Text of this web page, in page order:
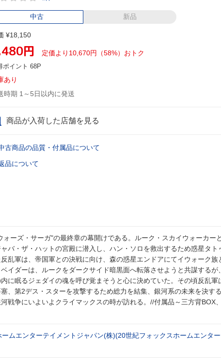
中古 新品
¥18,150
円 定価より10,670円（58%）おトク
ポイント 68P
あり
時期 1～5日以内に発送
商品が入荷した店舗を見る
古商品の品質・付属品について
品について
ォーズ・サーガ"の最終章の幕開けである。ルーク・スカイウォーカー
バ・ザ・ハットの宮殿に潜入し、ハン・ソロを救出するため惑星タト
乱軍は、帝国軍との決戦に向け、森の惑星エンドアにてイウォーク族
イダーは、ルークをダークサイド暗黒面へ転落させようと共謀するが
に眠るジェダイの魂を呼び覚まそうと心に決めていた。その頃反乱軍
塞、第2デス・スターを攻撃するため総力を結集、銀河系の未来を決す
戦争にいよいよクライマックスの時が訪れる。//付属品～三方背BOX
ムエンターテイメントジャパン(株)(20世紀フォックスホームエンタ